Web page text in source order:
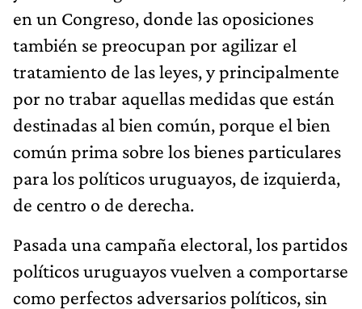
en un Congreso, donde las oposiciones
también se preocupan por agilizar el
tratamiento de las leyes, y principalmente
por no trabar aquellas medidas que están
destinadas al bien común, porque el bien
común prima sobre los bienes particulares
para los políticos uruguayos, de izquierda,
de centro o de derecha.
Pasada una campaña electoral, los partidos
políticos uruguayos vuelven a comportarse
como perfectos adversarios políticos, sin